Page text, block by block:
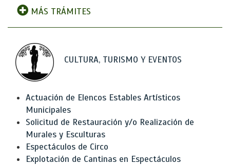
MÁS TRÁMITES
CULTURA, TURISMO Y EVENTOS
Actuación de Elencos Estables Artísticos
Municipales
Solicitud de Restauración y/o Realización de
Murales y Esculturas
Espectáculos de Circo
Explotación de Cantinas en Espectáculos